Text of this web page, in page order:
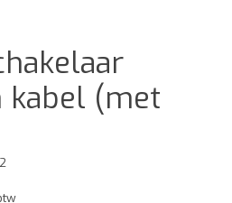
kabel (met